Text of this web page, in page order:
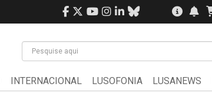
INTERNACIONAL LUSOFONIA LUSANEWS